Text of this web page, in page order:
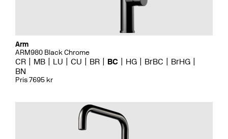
Arm
ARM980 Black Chrome
CR MB LU CU BR BC HG BrBC
BrHG
BN
Pris 7695 kr